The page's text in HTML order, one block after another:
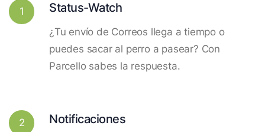
1 Status-Watch
¿Tu envío de Correos llega a tiempo o
puedes sacar al perro a pasear? Con
Parcello sabes la respuesta.
2 Notificaciones